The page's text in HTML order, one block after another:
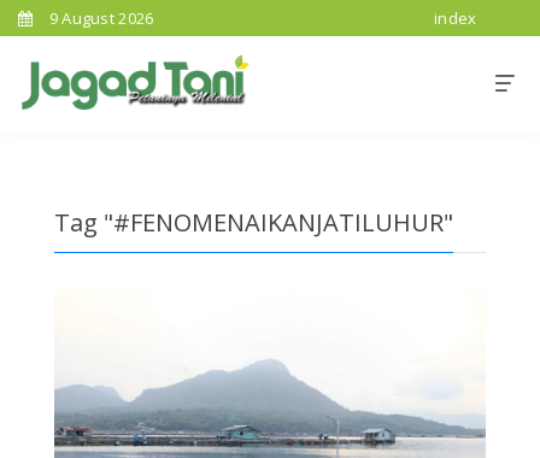
9 August 2026 index
Tag "#FENOMENAIKANJATILUHUR"